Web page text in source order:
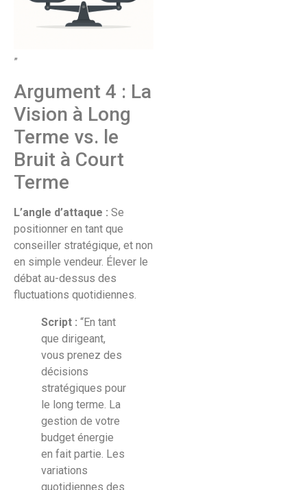
”
Argument 4 : La
Vision à Long
Terme vs. le
Bruit à Court
Terme
L’angle d’attaque : Se
positionner en tant que
conseiller stratégique, et non
en simple vendeur. Élever le
débat au-dessus des
fluctuations quotidiennes.
Script : “En tant
que dirigeant,
vous prenez des
décisions
stratégiques pour
le long terme. La
gestion de votre
budget énergie
en fait partie. Les
variations
quotidiennes des